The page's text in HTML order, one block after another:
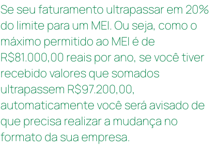
Se seu faturamento ultrapassar em 20%
do limite para um MEI. Ou seja, como o
máximo permitido ao MEI é de
R$81.000,00 reais por ano, se você tiver
recebido valores que somados
ultrapassem R$97.200,00,
automaticamente você será avisado de
que precisa realizar a mudança no
formato da sua empresa.